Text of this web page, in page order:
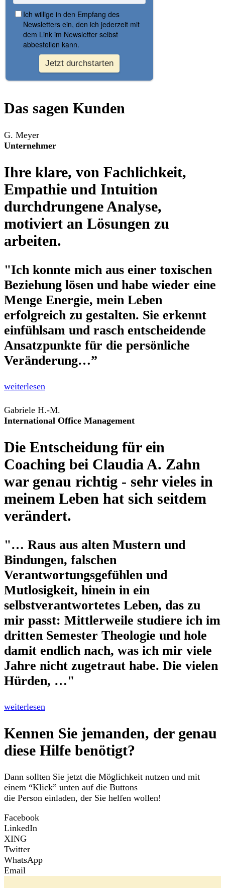
Das sagen Kunden
G. Meyer
Unternehmer
Ihre klare, von Fachlichkeit,
Empathie und Intuition
durchdrungene Analyse,
motiviert an Lösungen zu
arbeiten.
"Ich konnte mich aus einer toxischen
Beziehung lösen und habe wieder eine
Menge Energie, mein Leben
erfolgreich zu gestalten. Sie erkennt
einfühlsam und rasch entscheidende
Ansatzpunkte für die persönliche
Veränderung…”
weiterlesen
Gabriele H.-M.
International Office Management
Die Entscheidung für ein
Coaching bei Claudia A. Zahn
war genau richtig - sehr vieles in
meinem Leben hat sich seitdem
verändert.
"… Raus aus alten Mustern und
Bindungen, falschen
Verantwortungsgefühlen und
Mutlosigkeit, hinein in ein
selbstverantwortetes Leben, das zu
mir passt: Mittlerweile studiere ich im
dritten Semester Theologie und hole
damit endlich nach, was ich mir viele
Jahre nicht zugetraut habe. Die vielen
Hürden, …"
weiterlesen
Kennen Sie jemanden, der genau
diese Hilfe benötigt?
Dann sollten Sie jetzt die Möglichkeit nutzen und mit
einem “Klick” unten auf die Buttons
die Person einladen, der Sie helfen wollen!
Facebook
LinkedIn
XING
Twitter
WhatsApp
Email